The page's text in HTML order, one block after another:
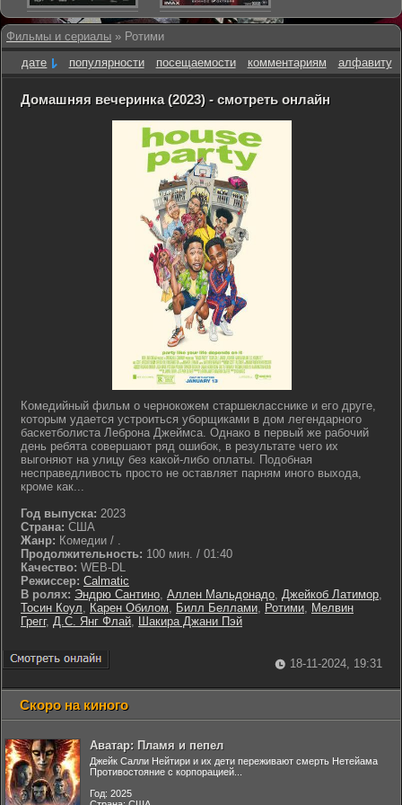
Фильмы и сериалы » Ротими
дате
популярности посещаемости комментариям алфавиту
Домашняя вечеринка (2023) - смотреть онлайн
Комедийный фильм о чернокожем старшекласснике и его друге,
которым удается устроиться уборщиками в дом легендарного
баскетболиста Леброна Джеймса. Однако в первый же рабочий
день ребята совершают ряд ошибок, в результате чего их
выгоняют на улицу без какой-либо оплаты. Подобная
несправедливость просто не оставляет парням иного выхода,
кроме как...
Год выпуска: 2023
Страна: США
Жанр: Комедии / .
Продолжительность: 100 мин. / 01:40
Качество: WEB-DL
Режиссер: Calmatic
В ролях: Эндрю Сантино, Аллен Мальдонадо, Джейкоб Латимор,
Тосин Коул, Карен Обилом, Билл Беллами, Ротими, Мелвин
Грегг, Д.С. Янг Флай, Шакира Джани Пэй
18-11-2024, 19:31
Скоро на киного
Аватар: Пламя и пепел
Джейк Салли Нейтири и их дети переживают смерть Нетейама
Противостояние с корпорацией...
Год: 2025